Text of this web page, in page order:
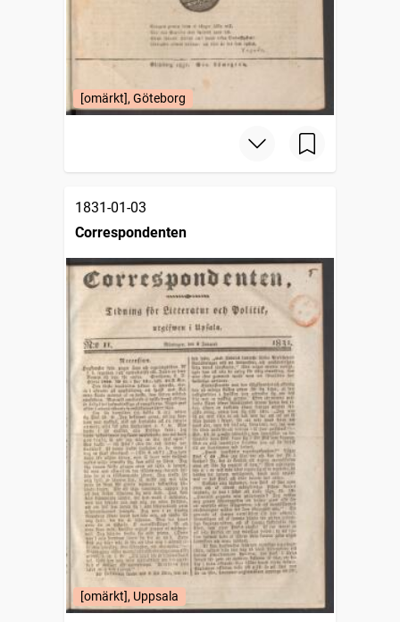
[omärkt], Göteborg
1831-01-03
Correspondenten
[omärkt], Uppsala